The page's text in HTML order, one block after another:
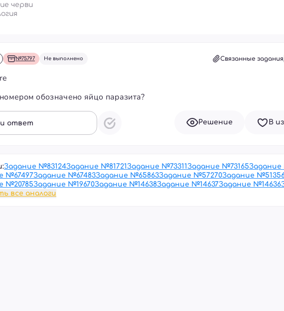
черви
№75797 Не выполнено Связанные задания
обозначено яйцо паразита?
ответ Решение В
Задание №83124Задание №81721Задание №73311Задание №73165
№67497Задание №67483Задание №65863Задание №57270Задание №
№20785Задание №19670Задание №14638Задание №14637Задание №14636
все аналоги